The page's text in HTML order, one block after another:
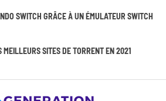
SWITCH GRÂCE À UN ÉMULATEUR SWITCH
MEILLEURS SITES DE TORRENT EN 2021